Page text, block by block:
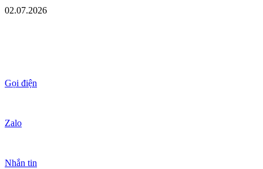
02.07.2026
Gọi điện
Zalo
Nhắn tin